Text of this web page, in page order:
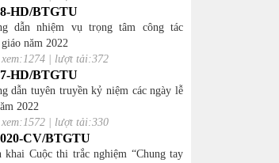
HD/BTGTU
dẫn nhiệm vụ trọng tâm công tác
năm 2022
| lượt tải:372
HD/BTGTU
dẫn tuyên truyền kỷ niệm các ngày lễ
2022
| lượt tải:330
CV/BTGTU
khai Cuộc thi trắc nghiệm “Chung tay